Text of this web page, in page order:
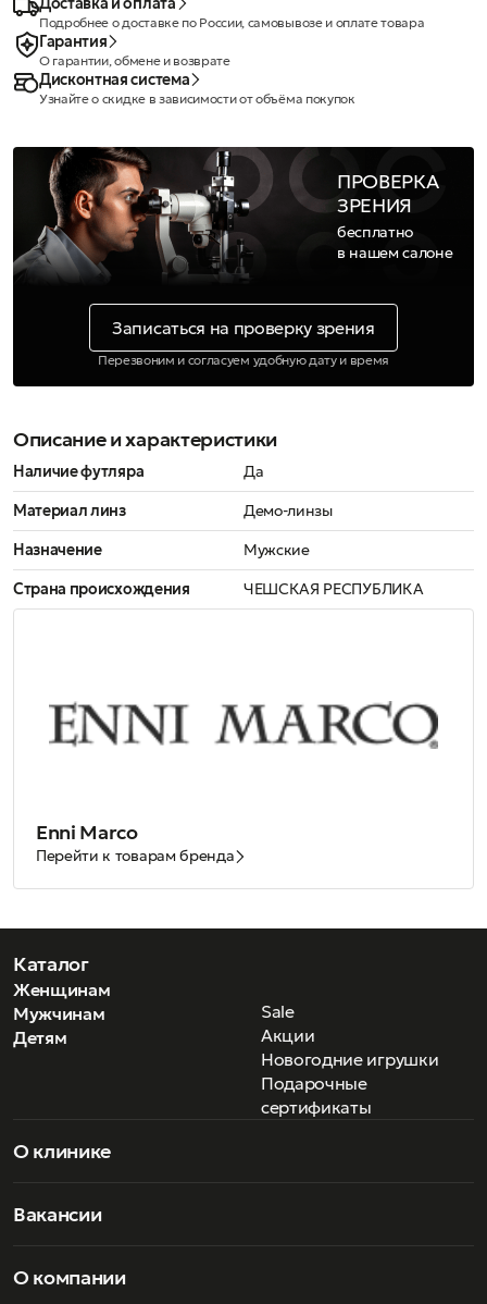
Подробнее о доставке по России, самовывозе и оплате товара
Гарантия
О гарантии, обмене и возврате
Дисконтная система
Узнайте о скидке в зависимости от объёма покупок
ПРОВЕРКА
ЗРЕНИЯ
бесплатно
в нашем салоне
Записаться на проверку зрения
Перезвоним и согласуем удобную дату и время
Описание и характеристики
Наличие футляра
Да
Материал линз
Демо-линзы
Назначение
Мужские
Страна происхождения
ЧЕШСКАЯ РЕСПУБЛИКА
Enni Marco
Перейти к товарам бренда
Каталог
Женщинам
Мужчинам
Детям
Sale
Акции
Новогодние игрушки
Подарочные
сертификаты
О клинике
Вакансии
О компании